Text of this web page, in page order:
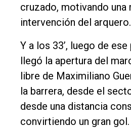
cruzado, motivando una
intervención del arquero.
Y a los 33’, luego de
llegó la apertura del
libre de Maximiliano
la barrera, desde el
desde una distancia
convirtiendo un gran gol.